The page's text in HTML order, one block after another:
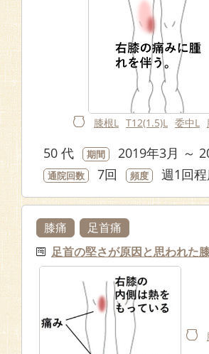
膝根L T12(1.5)L 委中L
50 代 期間 2019年3月 ～
通院回数 7回 頻度 週1回
膝痛
足首痛
足首の堅さが原因と思われた